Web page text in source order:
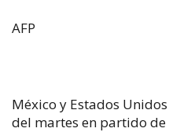
AFP
México y Estados
del martes en partido